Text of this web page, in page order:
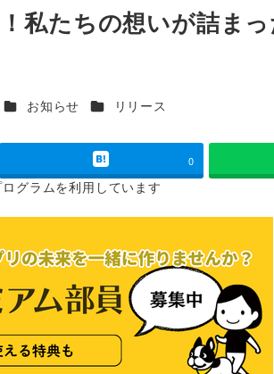
私たちの想いが詰まっ
カテゴリー
お知らせ カテゴリー
リリース
0
グラムを利用しています